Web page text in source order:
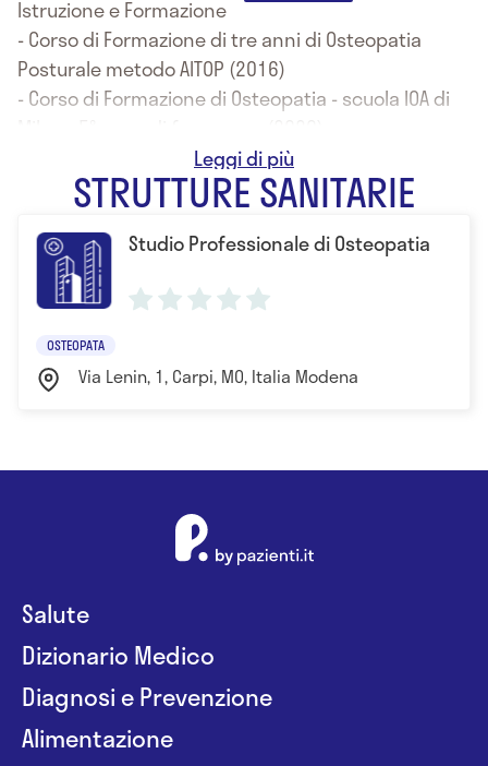
Istruzione e Formazione
- Corso di Formazione di tre anni di Osteopatia
Posturale metodo AITOP (2016)
- Corso di Formazione di Osteopatia - scuola IOA di
- Corso di formazione di ginnastica ipopressiva
metodo di riprogrammazione posturale (2020)
- Corso di rieducazione pelvica indicata per donne
dopo la menopausa e donne in gravidanza (2013)
- Corso di formazione di Anna Maria Vitali associata
a balanced body di biomeccanica, del cingolo
pelvico inerente al pilates - mat 1 (2013)
- Corso back school secondo livello per le patologie
della schiena(2013)
STRUTTURE SANITARIE
Studio Professionale di Osteopatia
OSTEOPATA
Via Lenin, 1, Carpi, MO, Italia Modena
Salute
Dizionario Medico
Diagnosi e Prevenzione
Alimentazione